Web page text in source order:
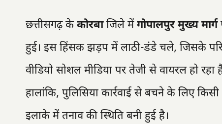
छत्तीसगढ़ के कोरबाजिले मेंगोपालपुर मुख्य मार्ग
हुई। इस हिंसक झड़प में लाठी-डंडे चले, जिसके
वीडियो सोशल मीडिया पर तेजी से वायरल हो
हालांकि, पुलिसिया कार्रवाई से बचने के लिए
इलाके में तनाव की स्थिति बनी हुई है।